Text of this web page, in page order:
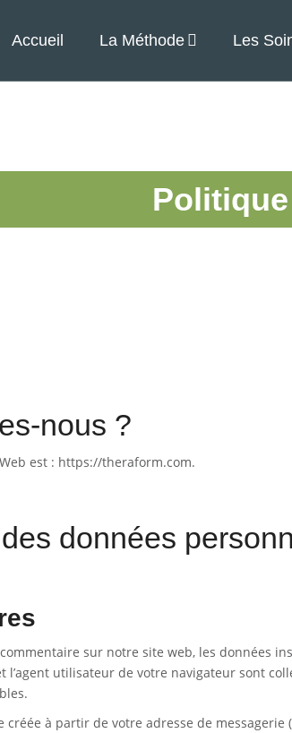
Accueil La Méthode Les
nous ?
est : https://theraform.com.
données
sur notre site web, les données
l’agent utilisateur de votre navigateur sont
créée à partir de votre adresse de